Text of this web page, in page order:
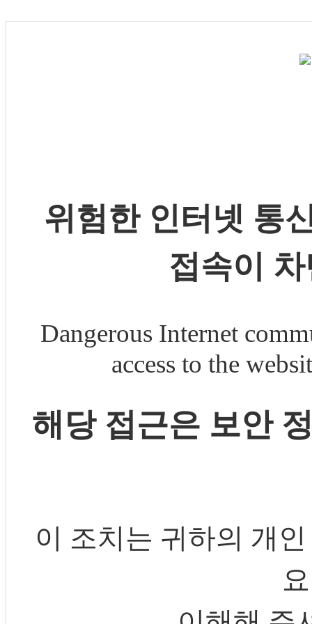
위험한 인터넷 통
접속이
Dangerous Internet
access to the
해당 접근은 보안
이 조치는 귀하의 개